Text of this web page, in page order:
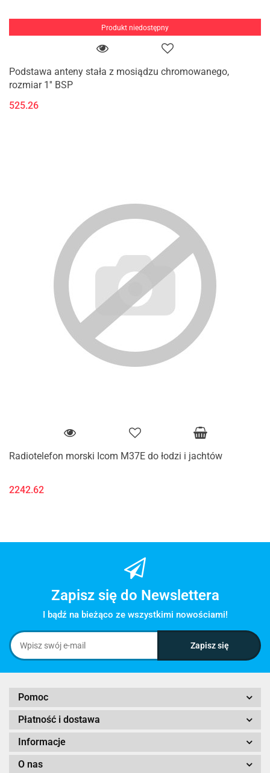
Produkt niedostępny
Podstawa anteny stała z mosiądzu chromowanego,
rozmiar 1'' BSP
525.26
Radiotelefon morski Icom M37E do łodzi i jachtów
2242.62
Zapisz się do Newslettera
I bądź na bieżąco ze wszystkimi nowościami!
Pomoc
Płatność i dostawa
Informacje
O nas